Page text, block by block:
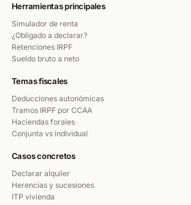
Herramientas principales
Simulador de renta
¿Obligado a declarar?
Retenciones IRPF
Sueldo bruto a neto
Temas fiscales
Deducciones autonómicas
Tramos IRPF por CCAA
Haciendas forales
Conjunta vs individual
Casos concretos
Declarar alquiler
Herencias y sucesiones
ITP vivienda